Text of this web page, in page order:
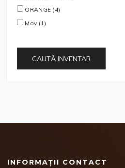
ORANGE (4)
Mov (1)
CAUTĂ INVENTAR
INFORMAȚII CONTACT